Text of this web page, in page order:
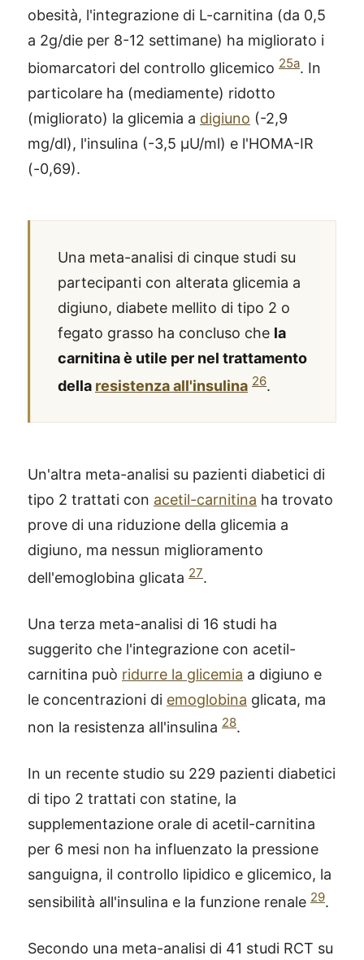
obesità, l'integrazione di L-carnitina (da 0,5
a 2g/die per 8-12 settimane) ha migliorato i
biomarcatori del controllo glicemico 25a. In
particolare ha (mediamente) ridotto
(migliorato) la glicemia a digiuno (-2,9
mg/dl), l'insulina (-3,5 μU/ml) e l'HOMA-IR
(-0,69).
Una meta-analisi di cinque studi su
partecipanti con alterata glicemia a
digiuno, diabete mellito di tipo 2 o
fegato grasso ha concluso che la
carnitina è utile per nel trattamento
della resistenza all'insulina 26.
Un'altra meta-analisi su pazienti diabetici di
tipo 2 trattati con acetil-carnitina ha trovato
prove di una riduzione della glicemia a
digiuno, ma nessun miglioramento
dell'emoglobina glicata 27.
Una terza meta-analisi di 16 studi ha
suggerito che l'integrazione con acetil-
carnitina può ridurre la glicemia a digiuno e
le concentrazioni di emoglobina glicata, ma
non la resistenza all'insulina 28.
In un recente studio su 229 pazienti diabetici
di tipo 2 trattati con statine, la
supplementazione orale di acetil-carnitina
per 6 mesi non ha influenzato la pressione
sanguigna, il controllo lipidico e glicemico, la
sensibilità all'insulina e la funzione renale 29.
Secondo una meta-analisi di 41 studi RCT su